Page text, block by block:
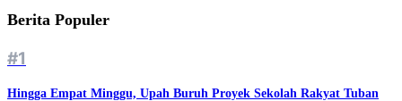
Berita Populer
#1
Hingga Empat Minggu, Upah Buruh Proyek Sekolah Rakyat Tuban